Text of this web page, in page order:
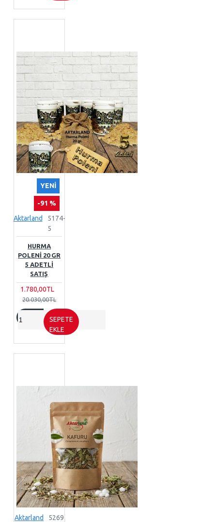
YENI
-91 %
Aktarland
5174-
5
HURMA
POLENI 20 GR
5 ADETLI
SATIŞ
1.780,00TL
20.030,00TL
SEPETE
EKLE
Aktarland 5269